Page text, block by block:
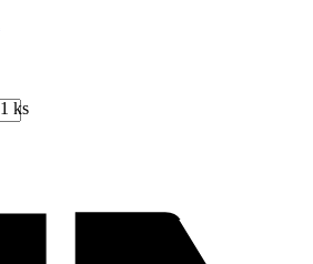
1 ks